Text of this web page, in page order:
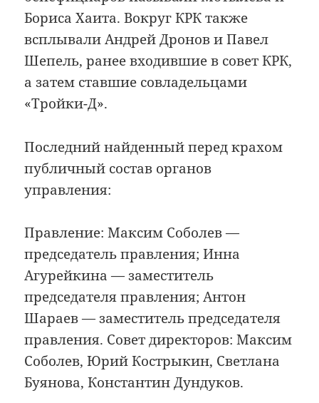
Бориса Хаита. Вокруг КРК также
всплывали Андрей Дронов и Павел
Шепель, ранее входившие в совет КРК,
а затем ставшие совладельцами
«Тройки-Д».
Последний найденный перед крахом
публичный состав органов
управления:
Правление: Максим Соболев —
председатель правления; Инна
Агурейкина — заместитель
председателя правления; Антон
Шараев — заместитель председателя
правления. Совет директоров: Максим
Соболев, Юрий Кострыкин, Светлана
Буянова, Константин Дундуков.